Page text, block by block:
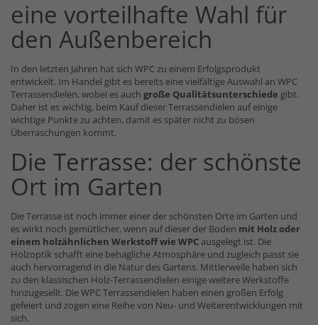
eine vorteilhafte Wahl für
den Außenbereich
In den letzten Jahren hat sich WPC zu einem Erfolgsprodukt
entwickelt. Im Handel gibt es bereits eine vielfältige Auswahl an WPC
Terrassendielen, wobei es auch große Qualitätsunterschiede gibt.
Daher ist es wichtig, beim Kauf dieser Terrassendielen auf einige
wichtige Punkte zu achten, damit es später nicht zu bösen
Überraschungen kommt.
Die Terrasse: der schönste
Ort im Garten
Die Terrasse ist noch immer einer der schönsten Orte im Garten und
es wirkt noch gemütlicher, wenn auf dieser der Boden mit Holz oder
einem holzähnlichen Werkstoff wie WPCausgelegt ist. Die
Holzoptik schafft eine behagliche Atmosphäre und zugleich passt sie
auch hervorragend in die Natur des Gartens. Mittlerweile haben sich
zu den klassischen Holz-Terrassendielen einige weitere Werkstoffe
hinzugesellt. Die WPC Terrassendielen haben einen großen Erfolg
gefeiert und zogen eine Reihe von Neu- und Weiterentwicklungen mit
sich.